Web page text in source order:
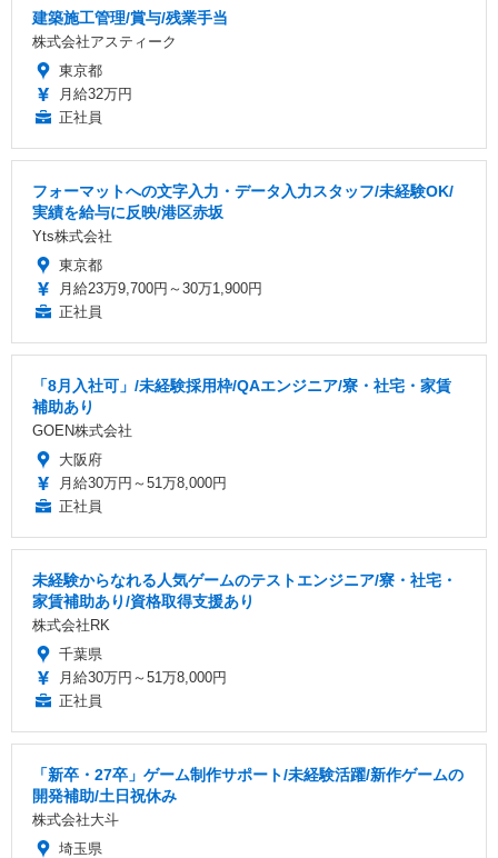
建築施工管理/賞与/残業手当
株式会社アスティーク
東京都
月給32万円
正社員
フォーマットへの文字入力・データ入力スタッフ/未経験OK/
実績を給与に反映/港区赤坂
Yts株式会社
東京都
月給23万9,700円～30万1,900円
正社員
「8月入社可」/未経験採用枠/QAエンジニア/寮・社宅・家賃
補助あり
GOEN株式会社
大阪府
月給30万円～51万8,000円
正社員
未経験からなれる人気ゲームのテストエンジニア/寮・社宅・
家賃補助あり/資格取得支援あり
株式会社RK
千葉県
月給30万円～51万8,000円
正社員
「新卒・27卒」ゲーム制作サポート/未経験活躍/新作ゲームの
開発補助/土日祝休み
株式会社大斗
埼玉県